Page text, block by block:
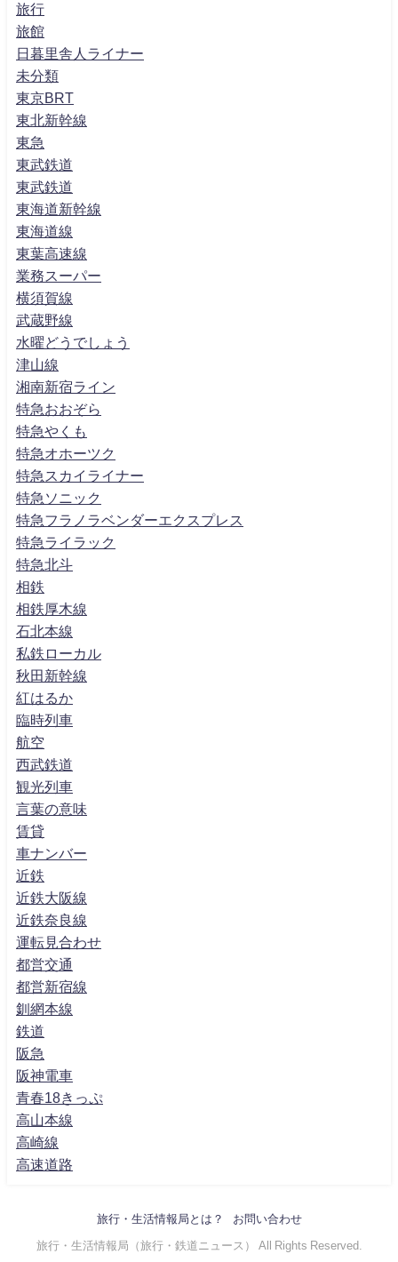
旅行
旅館
日暮里舎人ライナー
未分類
東京BRT
東北新幹線
東急
東武鉄道
東武鉄道
東海道新幹線
東海道線
東葉高速線
業務スーパー
横須賀線
武蔵野線
水曜どうでしょう
津山線
湘南新宿ライン
特急おおぞら
特急やくも
特急オホーツク
特急スカイライナー
特急ソニック
特急フラノラベンダーエクスプレス
特急ライラック
特急北斗
相鉄
相鉄厚木線
石北本線
私鉄ローカル
秋田新幹線
紅はるか
臨時列車
航空
西武鉄道
観光列車
言葉の意味
賃貸
車ナンバー
近鉄
近鉄大阪線
近鉄奈良線
運転見合わせ
都営交通
都営新宿線
釧網本線
鉄道
阪急
阪神電車
青春18きっぷ
高山本線
高崎線
高速道路
旅行・生活情報局とは？ お問い合わせ
旅行・生活情報局（旅行・鉄道ニュース） All Rights Reserved.